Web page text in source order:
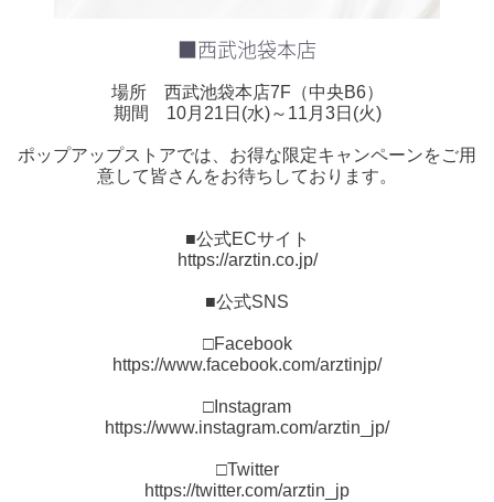
■西武池袋本店
場所 西武池袋本店7F（中央B6）
期間 10月21日(水)～11月3日(火)
ポップアップストアでは、お得な限定キャンペーンをご用
意して皆さんをお待ちしております。
■公式ECサイト
https://arztin.co.jp/
■公式SNS
□Facebook
https://www.facebook.com/arztinjp/
□Instagram
https://www.instagram.com/arztin_jp/
□Twitter
https://twitter.com/arztin_jp